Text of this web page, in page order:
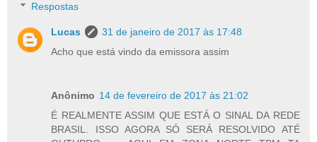
Respostas
Lucas
31 de janeiro de 2017 às 17:48
Acho que está vindo da emissora assim
Anônimo 14 de fevereiro de 2017 às 21:02
É REALMENTE ASSIM QUE ESTÁ O SINAL DA REDE
BRASIL. ISSO AGORA SÓ SERÁ RESOLVIDO ATÉ